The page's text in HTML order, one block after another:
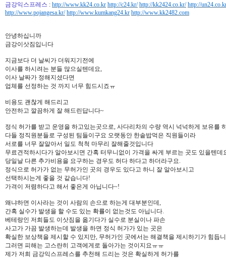
금강익스프레스 : http://www.kk24.co.kr http://c24.kr/ http://kk2424.co.kr/ http://
http://www.pojangesa.kr/ http://www.kumkang24.kr http://www.kk2482.com
안녕하십니까
금강이삿짐입니다
지금보다 더 날씨가 더워지기전에
이사를 하시려는 분들 많으실텐데요,
이사 날짜가 정해지셨다면
업체를 선정하는 것 까지 너무 힘드시죠ㅠ
비용도 괜찮게 해드리고
안전하고 깔끔하게 잘 해드린답니다~
정식 허가를 받고 운영을 하고있는곳으로, 사다리차의 수량 역시 넉넉하게 보유를
다들 정직원분들로 구성된 팀들이구요 오랫동안 한솥밥먹은 직원들이라
서로를 너무 잘알아서 일도 척척 마무리 잘해줄것입니다
무료견적하시다가 알아보시면 간혹 터무니없이 가격을 싸게 부르는 곳도 있을텐데
당일날 다른 추가비용을 요구하는 경우도 허다 하다고 하더라구요.
정식으로 허가가 없는 무허가인 곳의 경우도 있다고 하니 잘 알아보시고
선택하시는게 좋을 것 같습니다!
가격이 저렴하다고 해서 좋은게 아닙니다~!
왜냐하면 이사라는 것이 사람의 손으로 하는게 대부분인데,
간혹 실수가 발생을 할 수도 있는 확률이 없는것도 아닙니다.
베테랑인 저희들도 이삿짐을 옮기다가 실수로 분실이나 파손
사고가 가끔 발생하는데 발생을 하면 정식 허가가 있는 곳은
확실한 보상책을 제시할 수 있지만, 무허가인 곳에서는 해결책을 제시하기가 힘듭
그러면 피해는 고스란히 고객에게로 돌아가는 것이지요ㅠㅠ
제가 저희 금강익스프레스를 추천해 드리는 것은 확실하게 허가를